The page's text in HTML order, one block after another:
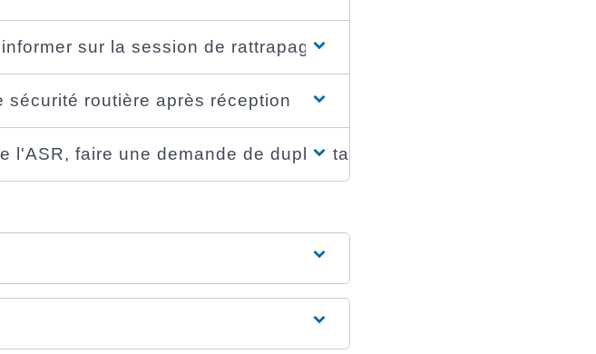
sur la session de rattrapage
routière après réception
l'ASR, faire une demande de duplicata